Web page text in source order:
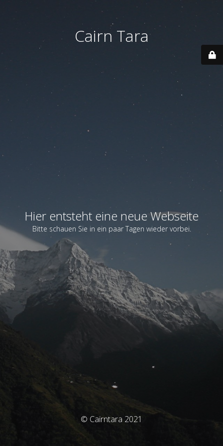
Cairn Tara
Hier entsteht eine neue Webseite
Bitte schauen Sie in ein paar Tagen wieder vorbei.
© Cairntara 2021